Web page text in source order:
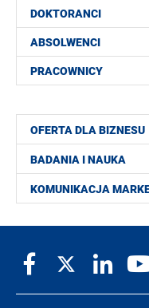
DOKTORANCI
ABSOLWENCI
PRACOWNICY
OFERTA DLA BIZNESU
BADANIA I NAUKA
KOMUNIKACJA